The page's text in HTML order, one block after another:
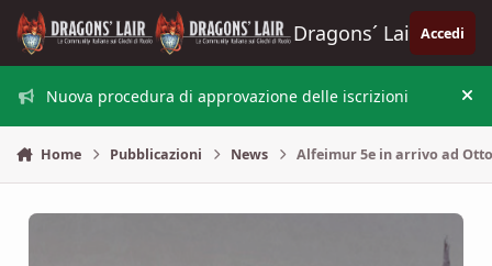
Vai al contenuto
Dragons´ Lair Accedi
Nuova procedura di approvazione delle iscrizioni
Home Pubblicazioni News Alfeimur 5e in arrivo ad